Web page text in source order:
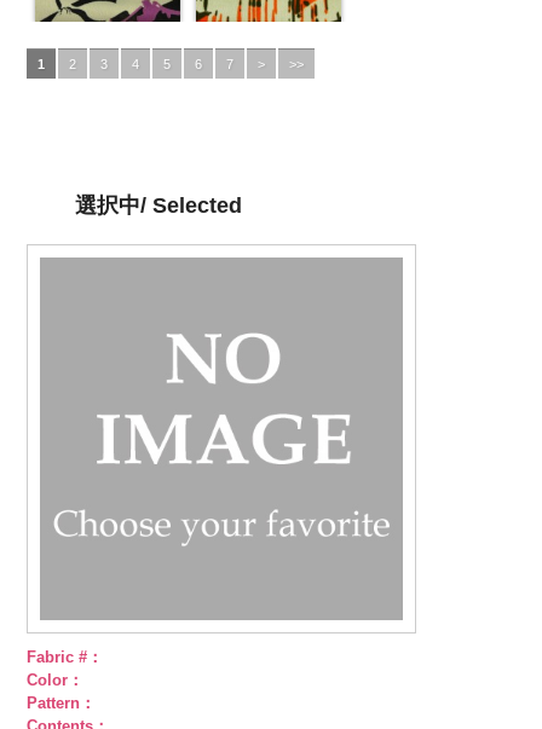
1 2 3 4 5 6 7 > >>
選択中/ Selected
Fabric #：
Color：
Pattern：